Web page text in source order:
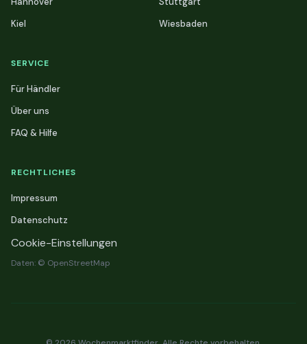
Kiel
Wiesbaden
SERVICE
Für Händler
Über uns
FAQ & Hilfe
RECHTLICHES
Impressum
Datenschutz
Cookie-Einstellungen
Daten: © OpenStreetMap